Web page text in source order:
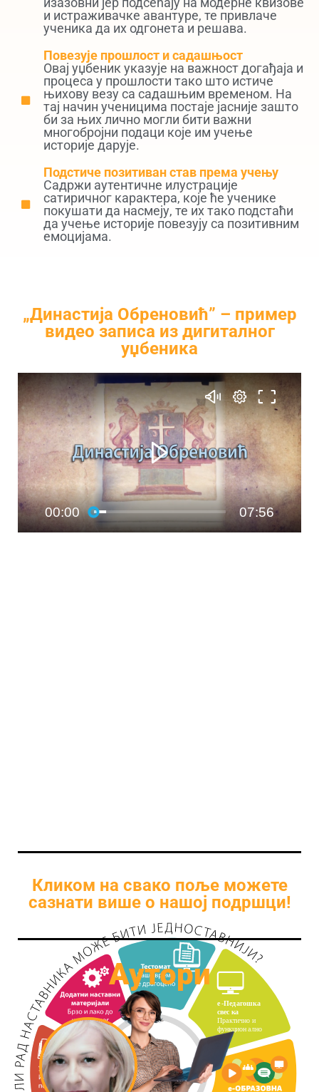
и истраживачке авантуре, те привлаче
ученика да их одгонета и решава.
Повезује прошлост и садашњост
Овај уџбеник указује на важност догађаја и
процеса у прошлости тако што истиче
њихову везу са садашњим временом. На
тај начин ученицима постаје јасније зашто
би за њих лично могли бити важни
многобројни подаци које им учење
историје дарује.
Подстиче позитиван став према учењу
Садржи аутентичне илустрације
сатиричног карактера, које ће ученике
покушати да насмеју, те их тако подстаћи
да учење историје повезују са позитивним
емоцијама.
„Династија Обреновић” – пример
видео записа из дигиталног
уџбеника
Кликом на свако поље можете
сазнати више о нашој подршци!
Аутори